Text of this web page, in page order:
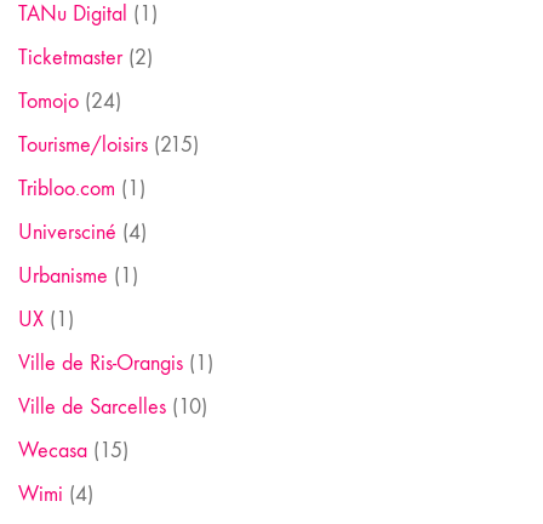
TANu Digital (1)
Ticketmaster(2)
Tomojo (24)
Tourisme/loisirs (215)
Tribloo.com (1)
Universciné (4)
Urbanisme (1)
UX (1)
Ville de Ris-Orangis (1)
Ville de Sarcelles (10)
Wecasa (15)
Wimi (4)